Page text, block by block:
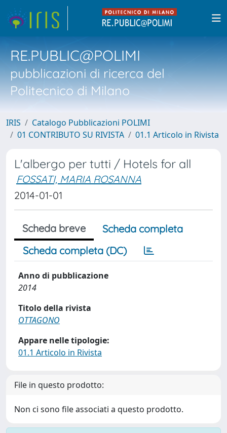
RE.PUBLIC@POLIMI
pubblicazioni di ricerca del
Politecnico di Milano
IRIS
Catalogo Pubblicazioni POLIMI
01 CONTRIBUTO SU RIVISTA
01.1 Articolo in Rivista
L'albergo per tutti / Hotels for all
FOSSATI, MARIA ROSANNA
2014-01-01
Scheda breve
Scheda completa
Scheda completa (DC)
Anno di pubblicazione
2014
Titolo della rivista
OTTAGONO
Appare nelle tipologie:
01.1 Articolo in Rivista
File in questo prodotto:
Non ci sono file associati a questo prodotto.